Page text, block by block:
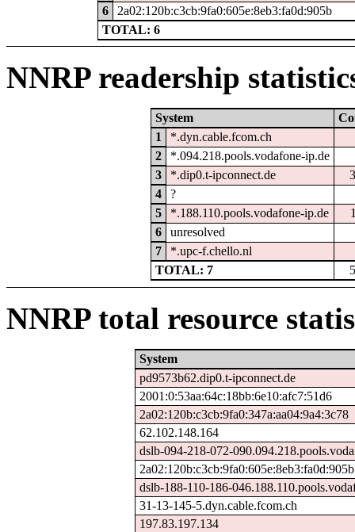
6
2a02:120b:c3cb:9fa0:605e:8eb3:fa0d:905b
TOTAL: 6
NNRP readership
System
1
*.dyn.cable.fcom.ch
2
*.094.218.pools.vodafone-ip.de
3
*.dip0.t-ipconnect.de
4
?
5
*.188.110.pools.vodafone-ip.de
6
unresolved
7
*.upc-f.chello.nl
TOTAL: 7
NNRP total resource
System
pd9573b62.dip0.t-ipconnect.de
2001:0:53aa:64c:18bb:6e10:afc7:51d6
2a02:120b:c3cb:9fa0:347a:aa04:9a4:3c78
62.102.148.164
dslb-094-218-072-
2a02:120b:c3cb:9fa0:605e:8eb3:fa0d:905b
dslb-188-110-186-
31-13-145-5.dyn.cable.fcom.ch
197.83.197.134